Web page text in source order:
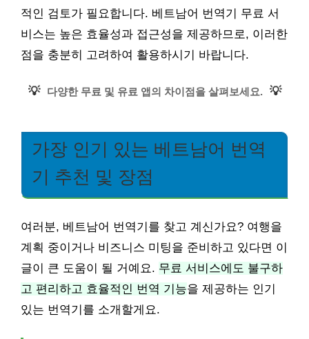
적인 검토가 필요합니다. 베트남어 번역기 무료 서
비스는 높은 효율성과 접근성을 제공하므로, 이러한
점을 충분히 고려하여 활용하시기 바랍니다.
💡 다양한 무료 및 유료 앱의 차이점을 살펴보세요. 💡
가장 인기 있는 베트남어 번역
기 추천 및 장점
여러분, 베트남어 번역기를 찾고 계신가요? 여행을
계획 중이거나 비즈니스 미팅을 준비하고 있다면 이
글이 큰 도움이 될 거예요. 무료 서비스에도 불구하
고 편리하고 효율적인 번역 기능을 제공하는 인기
있는 번역기를 소개할게요.